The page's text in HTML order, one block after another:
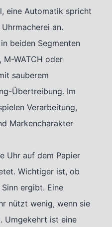
eine Automatik spricht
an.
beiden Segmenten
M-WATCH oder
sauberem
Übertreibung. Im
Verarbeitung,
Markencharakter
Uhr auf dem Papier
Wichtiger ist, ob
ergibt. Eine
nützt wenig, wenn sie
Umgekehrt ist eine